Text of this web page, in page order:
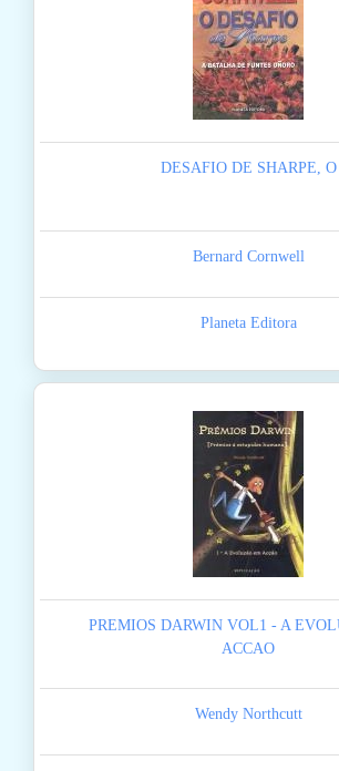
DESAFIO DE SHARPE, O
Bernard Cornwell
Planeta Editora
PREMIOS DARWIN VOL1 - A
ACCAO
Wendy Northcutt